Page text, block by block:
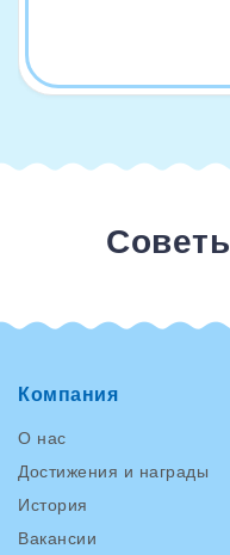
Компания
О нас
Достижения и награды
История
Вакансии